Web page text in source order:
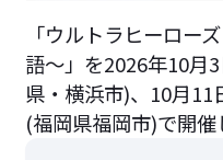
「ウルトラヒーロー
語～」を2026年10月
県・横浜市)、10月
(福岡県福岡市)で開催